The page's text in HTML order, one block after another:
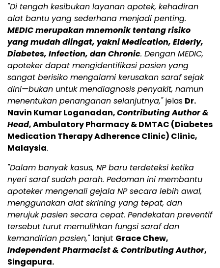
"Di tengah kesibukan layanan apotek, kehadiran
alat bantu yang sederhana menjadi penting.
MEDIC merupakan mnemonik tentang risiko
yang mudah diingat, yakni Medication, Elderly,
Diabetes, Infection, dan Chronic. Dengan MEDIC,
apoteker dapat mengidentifikasi pasien yang
sangat berisiko mengalami kerusakan saraf sejak
dini—bukan untuk mendiagnosis penyakit, namun
menentukan penanganan selanjutnya,"jelas Dr.
Navin Kumar Loganadan,Contributing Author &
Head, Ambulatory Pharmacy & DMTAC (Diabetes
Medication Therapy Adherence Clinic) Clinic,
Malaysia.
"Dalam banyak kasus, NP baru terdeteksi ketika
nyeri saraf sudah parah. Pedoman ini membantu
apoteker mengenali gejala NP secara lebih awal,
menggunakan alat skrining yang tepat, dan
merujuk pasien secara cepat. Pendekatan preventif
tersebut turut memulihkan fungsi saraf dan
kemandirian pasien," lanjut Grace Chew,
Independent Pharmacist & Contributing Author,
Singapura.